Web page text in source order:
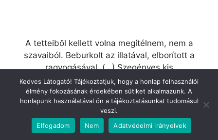
A tetteiből kellett volna megítélnem, nem a
szavaiból. Beburkolt az illatával, elborított a
ragyogásával. (…) Szegényes kis
csalafintaságai mögött meg kellett volna
éreznem gyöngéd szeretetét. Minden virág
csupa ellentmondás. De én még sokkal
fiatalabb voltam, semhogy szeretni tudtam
volna.
Kedves Látogató! Tájékoztatjuk, hogy a honlap felhasználói
élmény fokozásának érdekében sütiket alkalmazunk. A
honlapunk használatával ön a tájékoztatásunkat tudomásul
veszi.
Elfogadom
Nem Adatvédelmi irányelvek